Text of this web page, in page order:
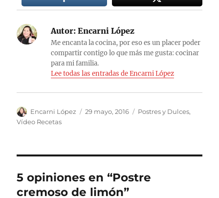
Autor: Encarni López
Me encanta la cocina, por eso es un placer poder
compartir contigo lo que más me gusta: cocinar
para mi familia.
Lee todas las entradas de Encarni López
Autor
Encarni López
Publicado
29 mayo, 2016 Categorías
Postres y Dulces,
Vídeo Recetas
5 opiniones en “Postre
cremoso de limón”